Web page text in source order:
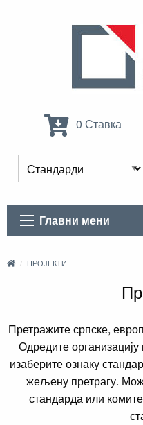
0 Ставка
Главни мени
ПРОЈЕКТИ
Претражите српске,
Одредите организацију
изаберите ознаку
жељену претрагу.
стандарда или